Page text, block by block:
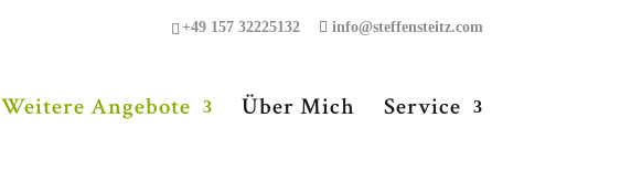
+49 157 32225132 info@steffensteitz.com
Weitere Angebote Über Mich Service